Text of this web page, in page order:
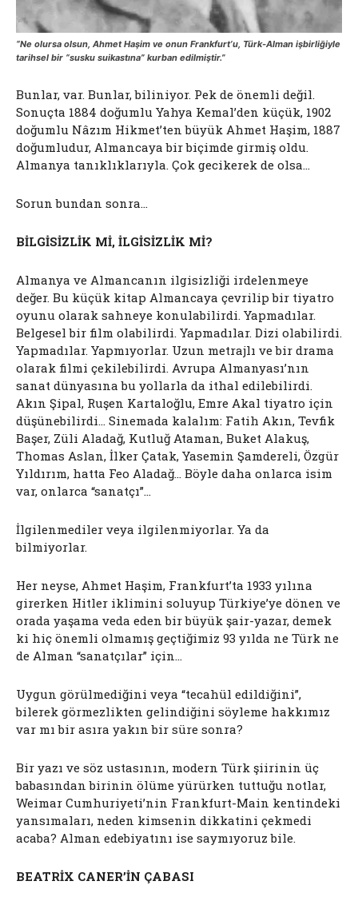
“Ne olursa olsun, Ahmet Haşim ve onun Frankfurt’u, Türk-Alman işbirliğiyle
tarihsel bir “susku suikastına” kurban edilmiştir.”
Bunlar, var. Bunlar, biliniyor. Pek de önemli değil.
Sonuçta 1884 doğumlu Yahya Kemal’den küçük, 1902
doğumlu Nâzım Hikmet’ten büyük Ahmet Haşim, 1887
doğumludur, Almancaya bir biçimde girmiş oldu.
Almanya tanıklıklarıyla. Çok gecikerek de olsa…
Sorun bundan sonra…
BİLGİSİZLİK Mİ, İLGİSİZLİK Mİ?
Almanya ve Almancanın ilgisizliği irdelenmeye
değer. Bu küçük kitap Almancaya çevrilip bir tiyatro
oyunu olarak sahneye konulabilirdi. Yapmadılar.
Belgesel bir film olabilirdi. Yapmadılar. Dizi olabilirdi.
Yapmadılar. Yapmıyorlar. Uzun metrajlı ve bir drama
olarak filmi çekilebilirdi. Avrupa Almanyası’nın
sanat dünyasına bu yollarla da ithal edilebilirdi.
Akın Şipal, Ruşen Kartaloğlu, Emre Akal tiyatro için
düşünebilirdi… Sinemada kalalım: Fatih Akın, Tevfik
Başer, Züli Aladağ, Kutluğ Ataman, Buket Alakuş,
Thomas Aslan, İlker Çatak, Yasemin Şamdereli, Özgür
Yıldırım, hatta Feo Aladağ… Böyle daha onlarca isim
var, onlarca “sanatçı”…
İlgilenmediler veya ilgilenmiyorlar. Ya da
bilmiyorlar.
Her neyse, Ahmet Haşim, Frankfurt’ta 1933 yılına
girerken Hitler iklimini soluyup Türkiye’ye dönen ve
orada yaşama veda eden bir büyük şair-yazar, demek
ki hiç önemli olmamış geçtiğimiz 93 yılda ne Türk ne
de Alman “sanatçılar” için…
Uygun görülmediğini veya “tecahül edildiğini”,
bilerek görmezlikten gelindiğini söyleme hakkımız
var mı bir asıra yakın bir süre sonra?
Bir yazı ve söz ustasının, modern Türk şiirinin üç
babasından birinin ölüme yürürken tuttuğu notlar,
Weimar Cumhuriyeti’nin Frankfurt-Main kentindeki
yansımaları, neden kimsenin dikkatini çekmedi
acaba? Alman edebiyatını ise saymıyoruz bile.
BEATRİX CANER’İN ÇABASI